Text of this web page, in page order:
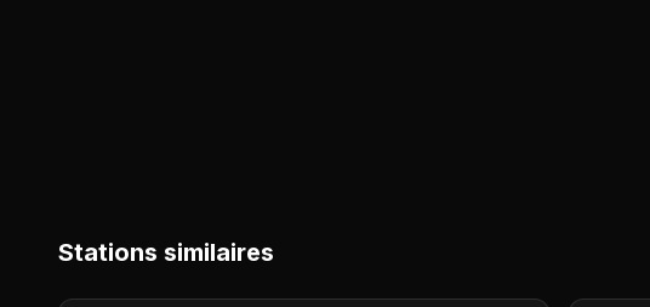
Stations similaires